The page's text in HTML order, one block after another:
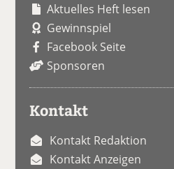
Aktuelles Heft lesen
Gewinnspiel
Facebook Seite
Sponsoren
Kontakt
Kontakt Redaktion
Kontakt Anzeigen